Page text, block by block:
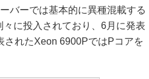
バーでは基本的に異種混載する
に投入されており、6月に発表
されたXeon 6900PではPコアを